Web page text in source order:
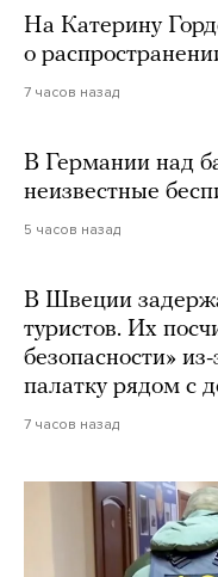
На Катерину
о
7 часов назад
В Германии над
неизвестные
5 часов назад
В Швеции
туристов. Их
безопасности»
палатку рядом с
7 часов назад